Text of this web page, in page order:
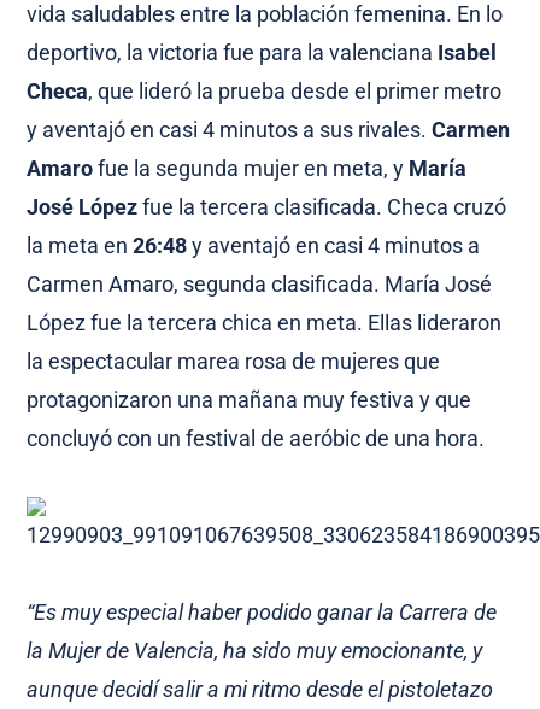
vida saludables entre la población femenina. En lo
deportivo, la victoria fue para la valenciana Isabel
Checa, que lideró la prueba desde el primer metro
y aventajó en casi 4 minutos a sus rivales.Carmen
Amarofue la segunda mujer en meta, y María
José Lópezfue la tercera clasificada. Checa cruzó
la meta en26:48y aventajó en casi 4 minutos a
Carmen Amaro, segunda clasificada. María José
López fue la tercera chica en meta. Ellas lideraron
la espectacular marea rosa de mujeres que
protagonizaron una mañana muy festiva y que
concluyó con un festival de aeróbic de una hora.
“Es muy especial haber podido ganar la Carrera de
la Mujer de Valencia, ha sido muy emocionante, y
aunque decidí salir a mi ritmo desde el pistoletazo